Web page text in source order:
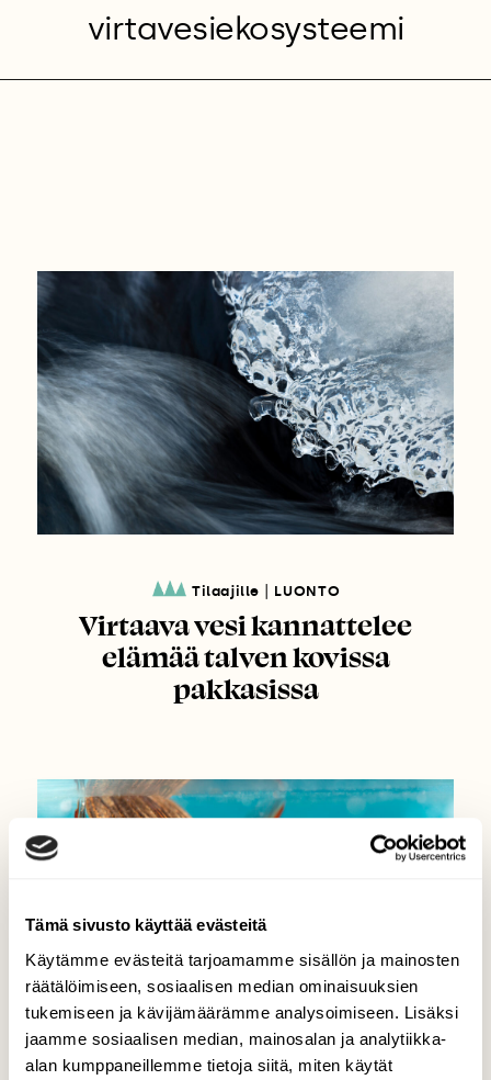
Tämä sivusto käyttää evästeitä
Käytämme evästeitä tarjoamamme sisällön ja mainosten
räätälöimiseen, sosiaalisen median ominaisuuksien
tukemiseen ja kävijämäärämme analysoimiseen. Lisäksi
jaamme sosiaalisen median, mainosalan ja analytiikka-
alan kumppaneillemme tietoja siitä, miten käytät
virtavesiekosysteemi
Tilaajille LUONTO
Virtaava vesi kannattelee
elämää talven kovissa
pakkasissa